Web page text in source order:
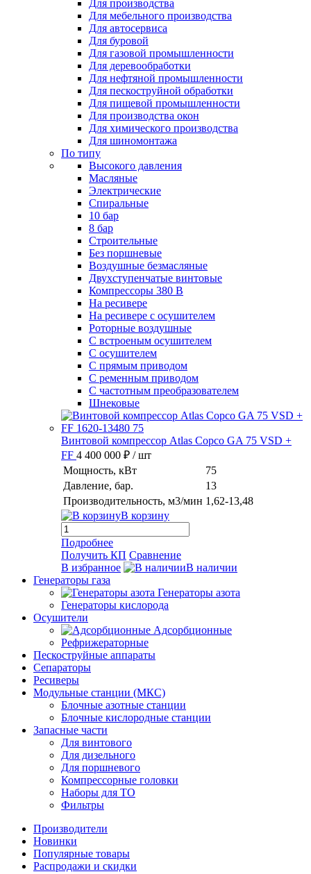
Для производства
Для мебельного производства
Для автосервиса
Для буровой
Для газовой промышленности
Для деревообработки
Для нефтяной промышленности
Для пескоструйной обработки
Для пищевой промышленности
Для производства окон
Для химического производства
Для шиномонтажа
По типу
Высокого давления
Масляные
Электрические
Спиральные
10 бар
8 бар
Cтроительные
Без поршневые
Воздушные безмасляные
Двухступенчатые винтовые
Компрессоры 380 В
На ресивере
На ресивере с осушителем
Роторные воздушные
С встроеным осушителем
С осушителем
С прямым приводом
С ременным приводом
С частотным преобразователем
Шнековые
Винтовой компрессор Atlas Copco GA 75 VSD +
FF 4 400 000 ₽ / шт
Мощность, кВт
75
Давление, бар.
13
Производительность, м3/мин 1,62-13,48
В корзину
Подробнее
Получить КП Сравнение
В избранное
В наличии
Генераторы газа
Генераторы азота
Генераторы кислорода
Осушители
Адсорбционные
Рефрижераторные
Пескоструйные аппараты
Сепараторы
Ресиверы
Модульные станции (МКС)
Блочные азотные станции
Блочные кислородные станции
Запасные части
Для винтового
Для дизельного
Для поршневого
Компрессорные головки
Наборы для ТО
Фильтры
Производители
Новинки
Популярные товары
Распродажи и скидки